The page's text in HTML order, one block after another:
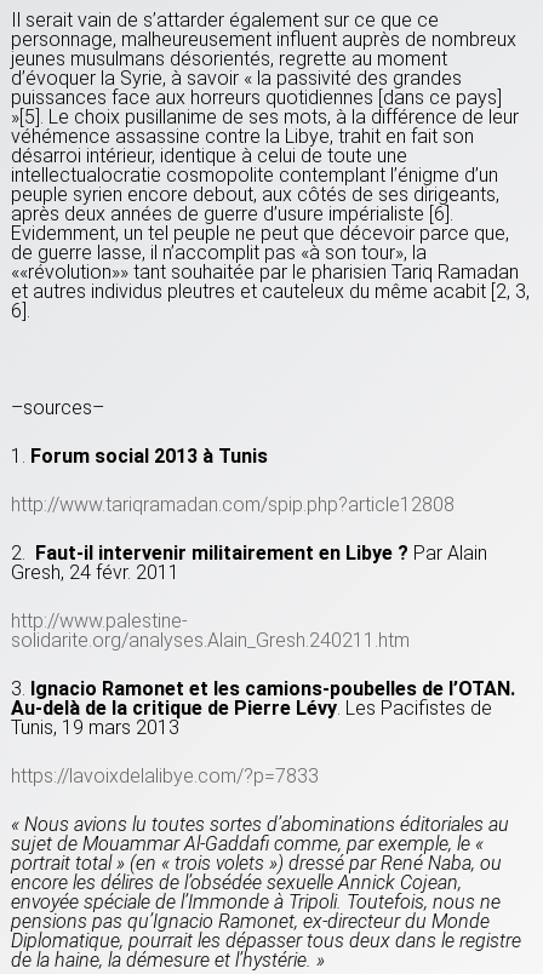
Il serait vain de s’attarder également sur ce que ce
personnage, malheureusement influent auprès de nombreux
jeunes musulmans désorientés, regrette au moment
d’évoquer la Syrie, à savoir « la passivité des grandes
puissances face aux horreurs quotidiennes [dans ce pays]
»[5]. Le choix pusillanime de ses mots, à la différence de leur
véhémence assassine contre la Libye, trahit en fait son
désarroi intérieur, identique à celui de toute une
intellectualocratie cosmopolite contemplant l’énigme d’un
peuple syrien encore debout, aux côtés de ses dirigeants,
après deux années de guerre d’usure impérialiste [6].
Evidemment, un tel peuple ne peut que décevoir parce que,
de guerre lasse, il n’accomplit pas «à son tour», la
««révolution»» tant souhaitée par le pharisien Tariq Ramadan
et autres individus pleutres et cauteleux du même acabit [2, 3,
6].
–sources–
1. Forum social 2013 à Tunis
http://www.tariqramadan.com/spip.php?article12808
2. Faut-il intervenir militairement en Libye ? Par Alain
Gresh, 24 févr. 2011
http://www.palestine-
solidarite.org/analyses.Alain_Gresh.240211.htm
3. Ignacio Ramonet et les camions-poubelles de l’OTAN.
Au-delà de la critique de Pierre Lévy. Les Pacifistes de
Tunis, 19 mars 2013
https://lavoixdelalibye.com/?p=7833
« Nous avions lu toutes sortes d’abominations éditoriales au
sujet de Mouammar Al-Gaddafi comme, par exemple, le «
portrait total » (en « trois volets ») dressé par René Naba, ou
encore les délires de l’obsédée sexuelle Annick Cojean,
envoyée spéciale de l’Immonde à Tripoli. Toutefois, nous ne
pensions pas qu’Ignacio Ramonet, ex-directeur du Monde
Diplomatique, pourrait les dépasser tous deux dans le registre
de la haine, la démesure et l’hystérie. »